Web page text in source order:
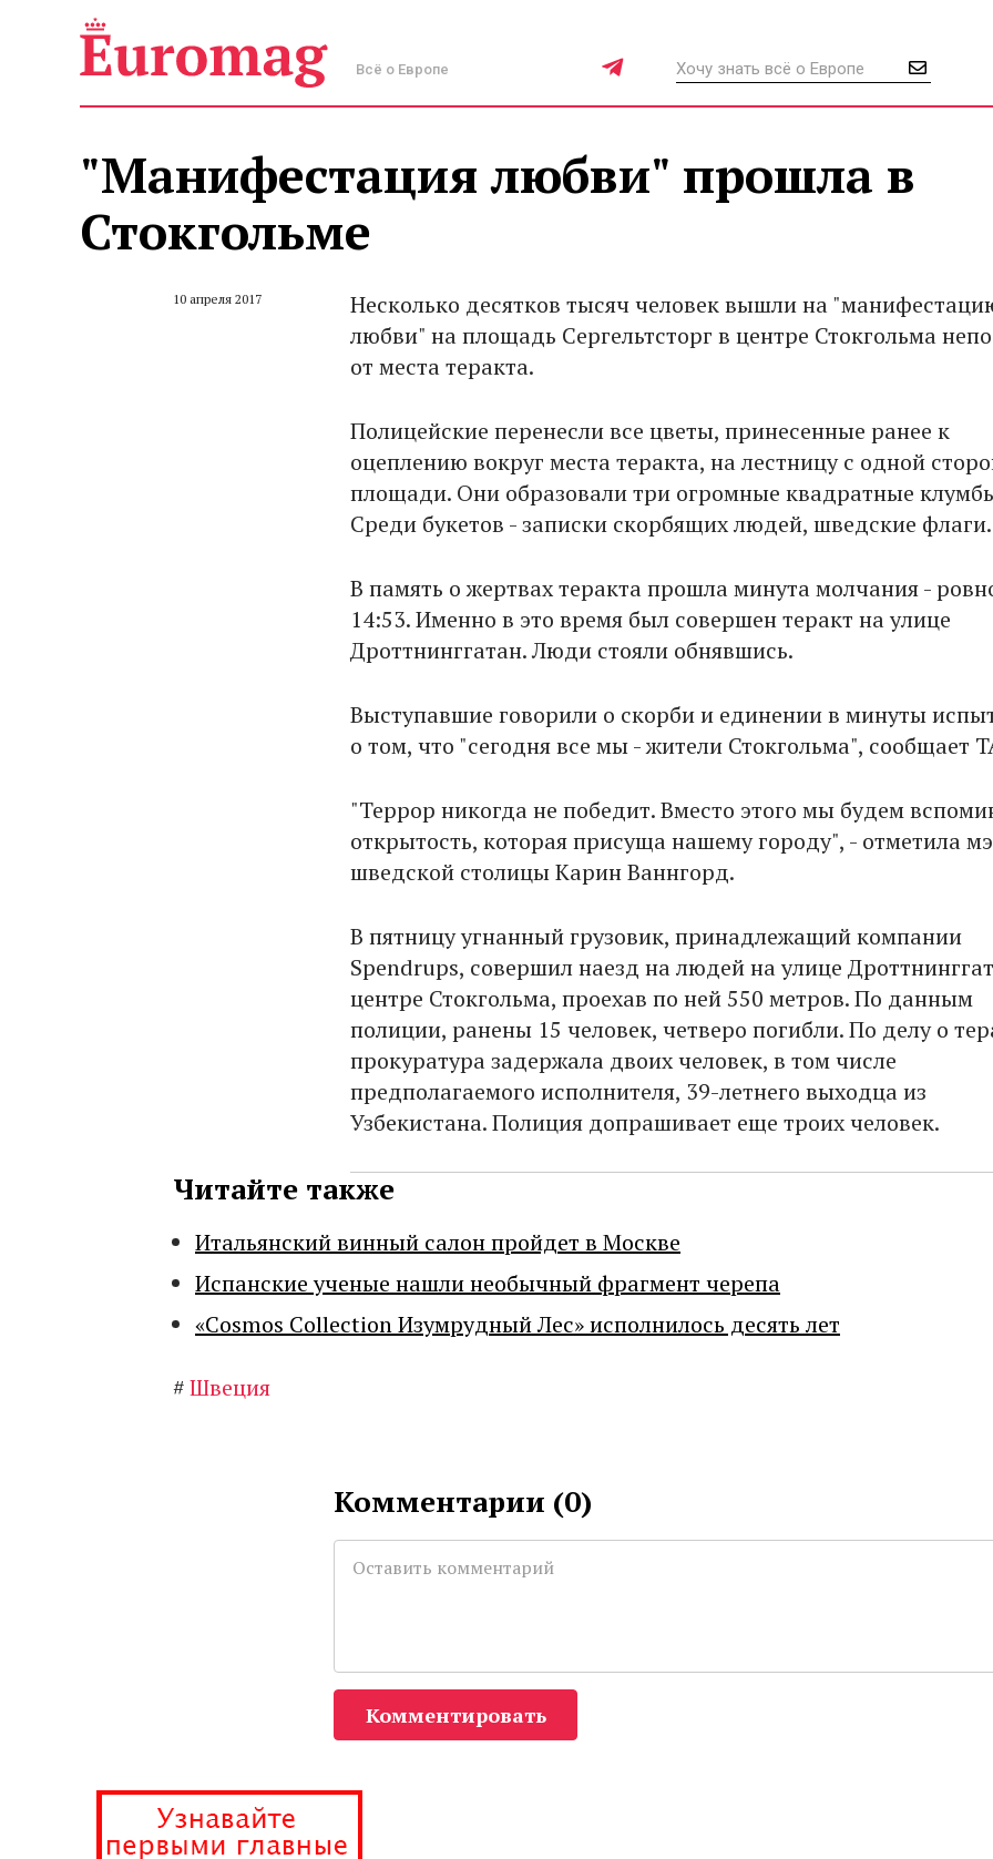
Всё о Европе
"Манифестация любви" прошла в
Стокгольме
10 апреля 2017
Несколько десятков тысяч человек вышли на
любви" на площадь Сергельтсторг в центре Стокгольма
от места теракта.
Полицейские перенесли все цветы, принесенные ранее к
оцеплению вокруг места теракта, на лестницу с одной
площади. Они образовали три огромные квадратные
Среди букетов - записки скорбящих людей, шведские флаги.
В память о жертвах теракта прошла минута молчания -
14:53. Именно в это время был совершен теракт на улице
Дроттнинггатан. Люди стояли обнявшись.
Выступавшие говорили о скорби и единении в минуты
о том, что "сегодня все мы - жители Стокгольма", сообщает
"Террор никогда не победит. Вместо этого мы будем
открытость, которая присуща нашему городу", - отметила
шведской столицы Карин Ваннгорд.
В пятницу угнанный грузовик, принадлежащий компании
Spendrups, совершил наезд на людей на улице
центре Стокгольма, проехав по ней 550 метров. По данным
полиции, ранены 15 человек, четверо погибли. По делу о
прокуратура задержала двоих человек, в том числе
предполагаемого исполнителя, 39-летнего выходца из
Узбекистана. Полиция допрашивает еще троих человек.
Читайте также
Итальянский винный салон пройдет в Москве
Испанские ученые нашли необычный фрагмент черепа
«Cosmos Collection Изумрудный Лес» исполнилось десять лет
#Швеция
Комментарии (0)
Комментировать